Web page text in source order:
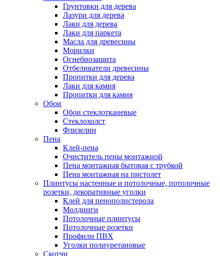
Грунтовки для дерева
Лазури для дерева
Лаки для дерева
Лаки для паркета
Масла для древесины
Морилки
Огнебиозащита
Отбеливатели древесины
Пропитки для дерева
Лаки для камня
Пропитки для камня
Обои
Обои стеклотканевые
Стеклохолст
Флизелин
Пена
Клей-пена
Очиститель пены монтажной
Пена монтажная бытовая с трубкой
Пена монтажная на пистолет
Плинтусы настенные и потолочные, потолочные
розетки, декоративные уголки
Клей для пенополистерола
Молдинги
Потолочные плинтусы
Потолочные розетки
Профили ПВХ
Уголки полиуретановые
Скотчи